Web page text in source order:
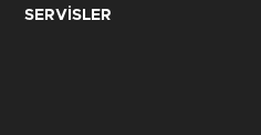
SERVİSLER